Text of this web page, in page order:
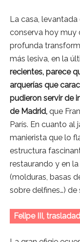
La casa,
conserva hoy muy
profunda
más lesiva, en la
recientes, parece
arquerías que
pudieron servir de
de Madrid, que
París. En cuanto al
manierista que lo
estructura
restaurando y en
(molduras, basas
sobre delfines…)
Felipe III,